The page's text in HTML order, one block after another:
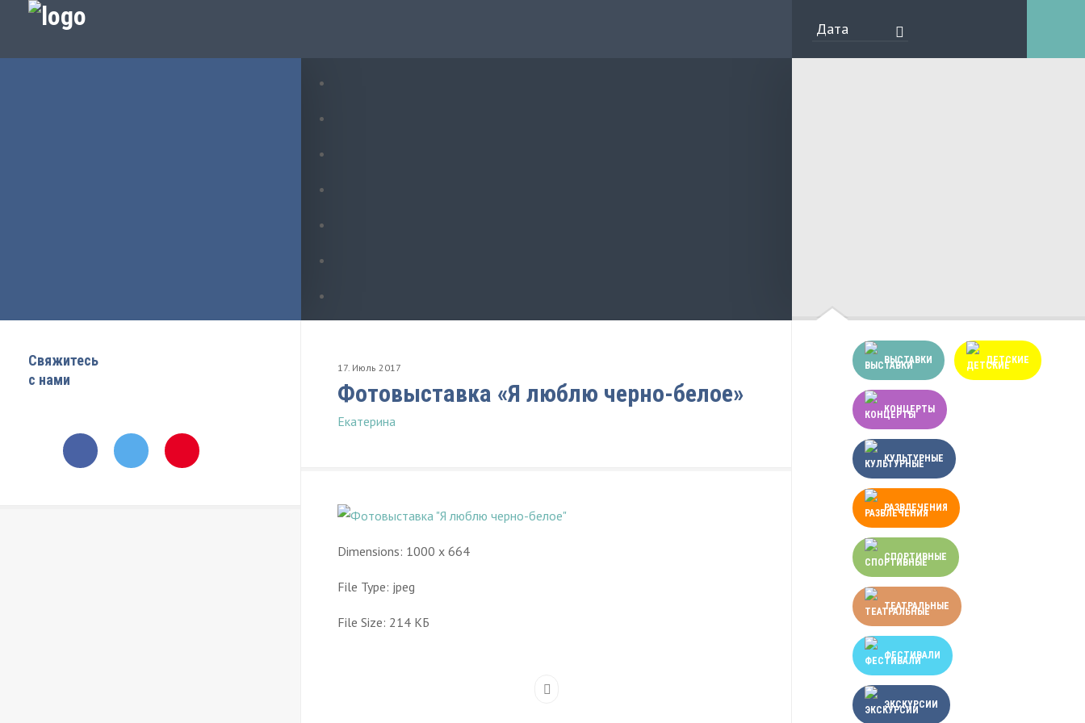
ВЫСТАВКИ ДЕТСКИЕ
КОНЦЕРТЫ
КУЛЬТУРНЫЕ
РАЗВЛЕЧЕНИЯ
СПОРТИВНЫЕ
ТЕАТРАЛЬНЫЕ
ФЕСТИВАЛИ
ЭКСКУРСИИ
17. Июль 2017
Фотовыставка «Я люблю черно-белое»
Екатерина
Свяжитесь
с нами
Dimensions: 1000 x 664
File Type: jpeg
File Size: 214 КБ